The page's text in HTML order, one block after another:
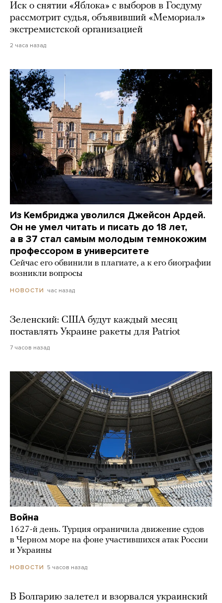
Иск о снятии «Яблока» с выборов в Госдуму
рассмотрит судья, объявивший «Мемориал»
экстремистской организацией
2 часа назад
Из Кембриджа уволился Джейсон Ардей.
Он не умел читать и писать до 18 лет,
а в 37 стал самым молодым темнокожим
профессором в университете
Сейчас его обвинили в плагиате, а к его биографии
возникли вопросы
НОВОСТИ час назад
Зеленский: США будут каждый месяц
поставлять Украине ракеты для Patriot
7 часов назад
Война
1627-й день. Турция ограничила движение судов
в Черном море на фоне участившихся атак России
и Украины
НОВОСТИ 5 часов назад
В Болгарию залетел и взорвался украинский